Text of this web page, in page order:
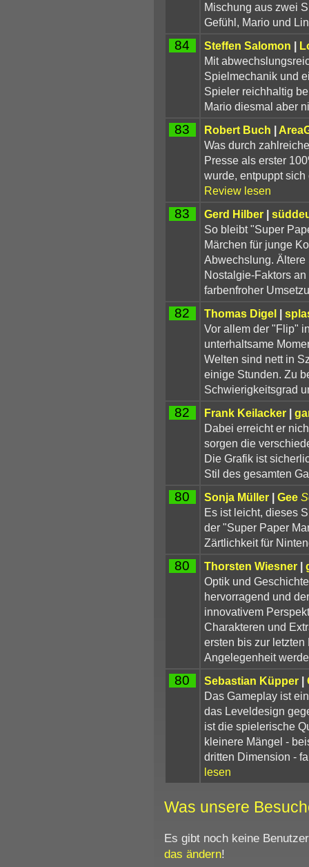
Mischung aus zwei
Gefühl, Mario und
84 Steffen Salomon |
Mit
Spielmechanik und
Spieler reichhaltig
Mario diesmal aber
83 Robert Buch |
Was durch
Presse als erster
wurde, entpuppt
Review lesen
83 Gerd Hilber|
So bleibt "Super
Märchen für junge
Abwechslung. Ältere
Nostalgie-Faktors
farbenfroher
82 Thomas Digel|
Vor allem der "Flip"
unterhaltsame
Welten sind nett in
einige Stunden. Zu
Schwierigkeitsgrad
82 Frank Keilacker|
Dabei erreicht er
sorgen die
Die Grafik ist
Stil des gesamten
80 Sonja Müller| Gee
Es ist leicht, dieses
der "Super Paper
Zärtlichkeit für
80 Thorsten Wiesner|
Optik und
hervorragend und
innovativem
Charakteren und
ersten bis zur
Angelegenheit
80 Sebastian Küpper|
Das Gameplay ist
das Leveldesign
ist die spielerische
kleinere Mängel -
dritten Dimension -
lesen
Was unsere
Es gibt noch keine
das ändern!